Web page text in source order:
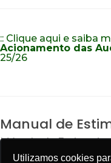
Utilizamos cookies
:: Clique aqui e saiba
Acionamento das
25/26
Manual de
Método de Estimativa
Desafio CESB 25/26